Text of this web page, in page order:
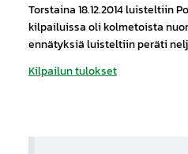
Torstaina 18.12.2014 luisteltiin
kilpailuissa oli kolmetoista
ennätyksiä luisteltiin peräti
Kilpailun tulokset